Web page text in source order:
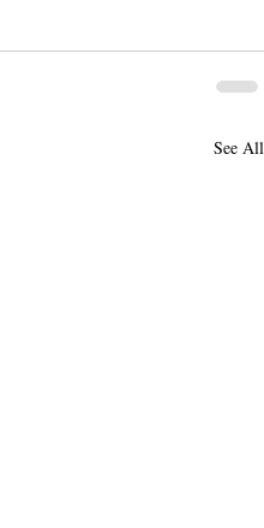
See All